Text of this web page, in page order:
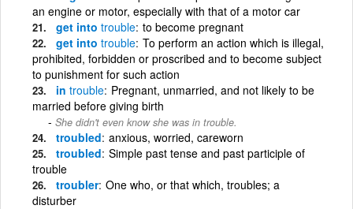
an engine or motor, especially with that of a motor car
get into trouble to become pregnant
get into trouble To perform an action which is illegal,
prohibited, forbidden or proscribed and to become subject
to punishment for such action
in trouble Pregnant, unmarried, and not likely to be
married before giving birth
She didn't even know she was in trouble.
troubled anxious, worried, careworn
troubled Simple past tense and past participle of
trouble
troubler One who, or that which, troubles; a
disturber